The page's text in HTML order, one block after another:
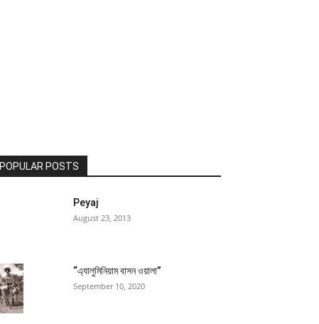
POPULAR POSTS
Peyaj
August 23, 2013
“এ্যালুমিনিয়াম বাসন ওয়ালা”
September 10, 2020